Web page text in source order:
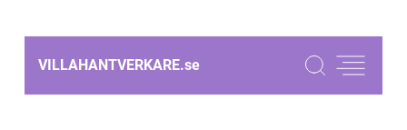
VILLAHANTVERKARE.se